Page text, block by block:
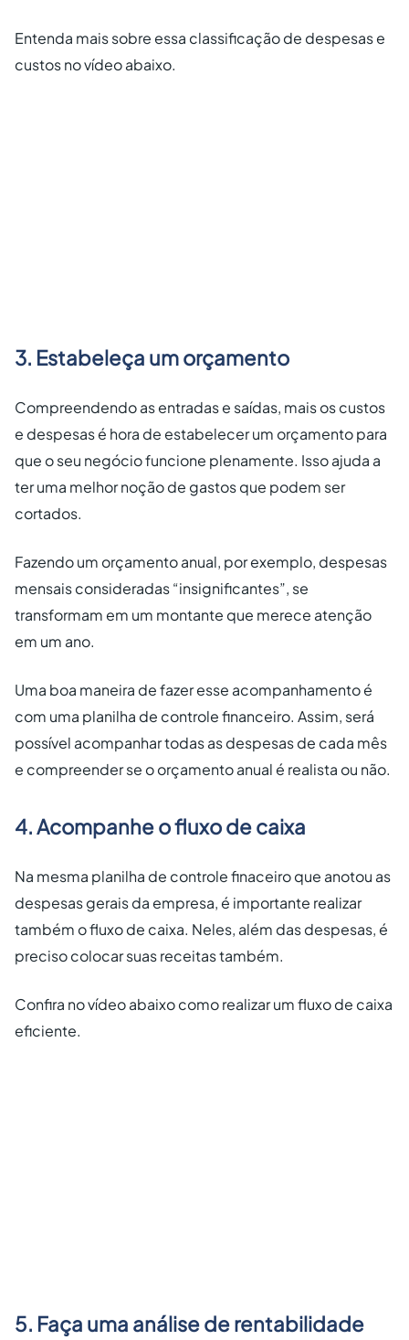
Entenda mais sobre essa classificação de despesas e
custos no vídeo abaixo.
3. Estabeleça um orçamento
Compreendendo as entradas e saídas, mais os custos
e despesas é hora de estabelecer um orçamento para
que o seu negócio funcione plenamente. Isso ajuda a
ter uma melhor noção de gastos que podem ser
cortados.
Fazendo um orçamento anual, por exemplo, despesas
mensais consideradas “insignificantes”, se
transformam em um montante que merece atenção
em um ano.
Uma boa maneira de fazer esse acompanhamento é
com uma planilha de controle financeiro. Assim, será
possível acompanhar todas as despesas de cada mês
e compreender se o orçamento anual é realista ou não.
4. Acompanhe o fluxo de caixa
Na mesma planilha de controle finaceiro que anotou as
despesas gerais da empresa, é importante realizar
também o fluxo de caixa. Neles, além das despesas, é
preciso colocar suas receitas também.
Confira no vídeo abaixo como realizar um fluxo de caixa
eficiente.
5. Faça uma análise de rentabilidade